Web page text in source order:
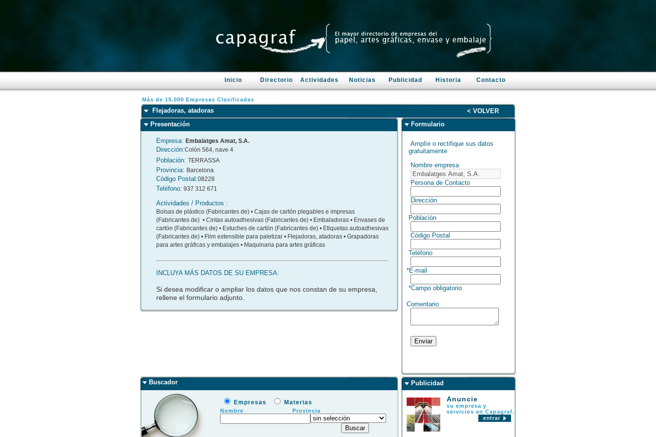
Inicio Directorio Actividades Noticias Publicidad Historia Contacto
Más de 15.000 Empresas Clasificadas
Flejadoras, atadoras
< VOLVER
Presentación
Empresa: Embalatges Amat, S.A.
Dirección:Colón 564, nave 4
Población: TERRASSA
Provincia: Barcelona
Código Postal:08228
Teléfono: 937 312 671
Actividades / Productos :
Bolsas de plástico (Fabricantes de) • Cajas de cartón plegables e impresas
(Fabricantes de) • Cintas autoadhesivas (Fabricantes de) • Embaladoras • Envases de
cartón (Fabricantes de) • Estuches de cartón (Fabricantes de) • Etiquetas autoadhesivas
(Fabricantes de) • Film extensible para paletizar • Flejadoras, atadoras • Grapadoras
para artes gráficas y embalajes • Maquinaria para artes gráficas
INCLUYA MÁS DATOS DE SU EMPRESA:
Si desea modificar o ampliar los datos que nos constan de su empresa,
rellene el formulario adjunto.
Formulario
Amplíe o rectifique sus datos
gratuitamente
Nombre empresa
Persona de Contacto
Dirección
Población
Código Postal
Teléfono
*E-mail
*Campo obligatorio
Comentario
Buscador
Empresas Materias
Nombre Provincia
Publicidad
Anuncie
su empresa y
servicios en Capagraf.